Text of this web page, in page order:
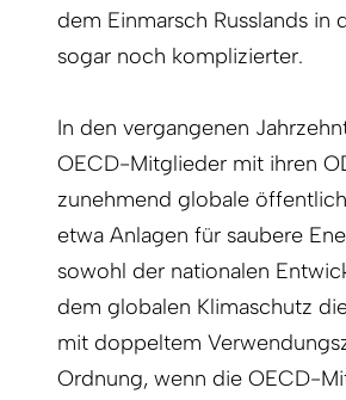
dem Einmarsch Russlands in
sogar noch komplizierter.
In den vergangenen
OECD-Mitglieder mit ihren
zunehmend globale
etwa Anlagen für saubere
sowohl der nationalen
dem globalen Klimaschutz
mit doppeltem
Ordnung, wenn die OECD-